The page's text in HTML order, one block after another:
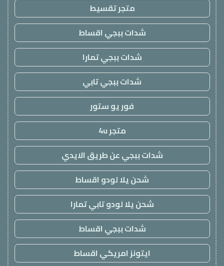
متجر تقسيط
شدات ببجي اقساط
شدات ببجي تمارا
شدات ببجي تابي
فور يو ستور
متجر 4u
شدات ببجي عن طريق الايدي
شحن يلا لودو اقساط
شحن يلا لودو تابي تمارا
شدات ببجي اقساط
ايتونز امريكي اقساط